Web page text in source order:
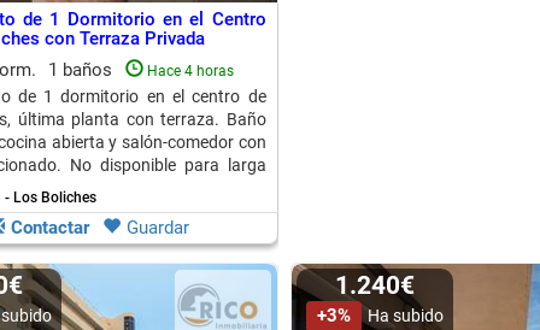
de 1 Dormitorio en el Centro
con Terraza Privada
1 baños Hace 4 horas
de 1 dormitorio en el centro de
última planta con terraza. Baño
abierta y salón-comedor con
No disponible para larga
Los Boliches
Contactar Guardar
1.240€
+3%
Ha subido